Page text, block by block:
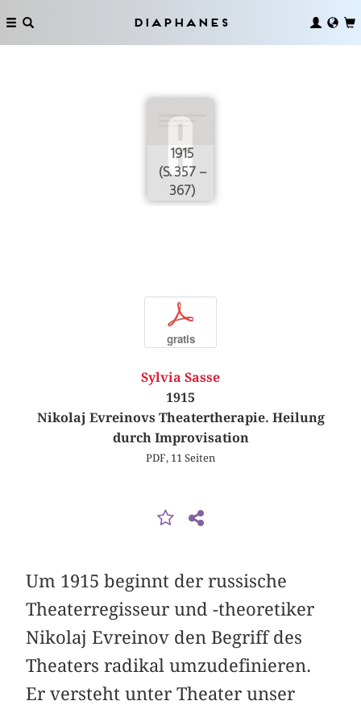
Diaphanes
1915
(S. 357 –
367)
p
gratis
Sylvia Sasse
1915
Nikolaj Evreinovs Theatertherapie. Heilung
durch Improvisation
PDF, 11 Seiten
Um 1915 beginnt der russische
Theaterregisseur und -theoretiker
Nikolaj Evreinov den Begriff des
Theaters radikal umzudefinieren.
Er versteht unter Theater unser